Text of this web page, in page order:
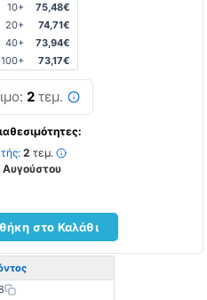
10+
75,48€
20+
74,71€
40+
73,94€
100+ 73,17€
2 τεμ.
2 τεμ.
Αυγούστου
στο Καλάθι